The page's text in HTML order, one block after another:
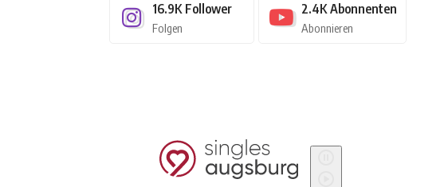
16.9K Follower
Folgen
2.4K Abonnenten
Abonnieren